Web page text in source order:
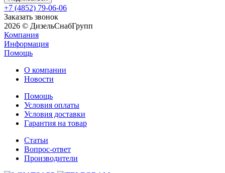
+7 (4852) 79-06-06
Заказать звонок
2026 © ДизельСнабГрупп
Компания
Информация
Помощь
О компании
Новости
Помощь
Условия оплаты
Условия доставки
Гарантия на товар
Статьи
Вопрос-ответ
Производители